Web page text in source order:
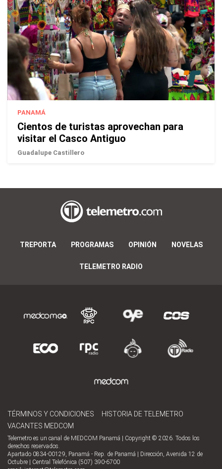
PANAMÁ
Cientos de turistas aprovechan para
visitar el Casco Antiguo
Guadalupe Castillero
TREPORTA PROGRAMAS OPINIÓN NOVELAS
TELEMETRO RADIO
TÉRMINOS Y CONDICIONES
HISTORIA DE TELEMETRO
VACANTES MEDCOM
Telemetro es un canal de MEDCOM Panamá | Copyright © 2026. Todos los
derechos reservados.
Apartado 0834-00129, Panamá - Rep. de Panamá | Dirección, Avenida 12 de
Octubre | Central Telefónica (507) 390-6700